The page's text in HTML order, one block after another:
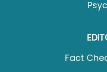
Fact